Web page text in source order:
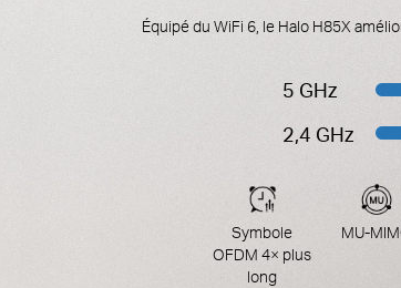
Équipé du WiFi 6, le Halo H85X
Symbole
OFDM 4× plus
long
MU-
5 GHz
2,4 GHz